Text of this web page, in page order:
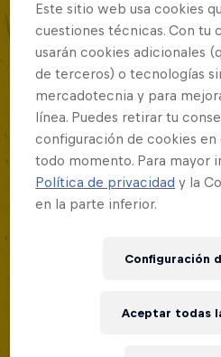
Este sitio web usa cookies
cuestiones técnicas. Con tu
usarán cookies adicionales
de terceros) o tecnologías
mercadotecnia y para
línea. Puedes retirar tu
configuración de cookies en
todo momento. Para mayor
Política de privacidad y la
en la parte inferior.
Configuración
Aceptar todas